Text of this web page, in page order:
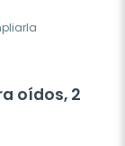
oídos, 2